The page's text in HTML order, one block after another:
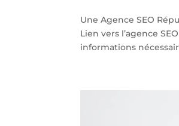
Une Agence SEO
Lien vers l’agence
informations